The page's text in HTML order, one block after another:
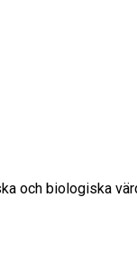
och biologiska